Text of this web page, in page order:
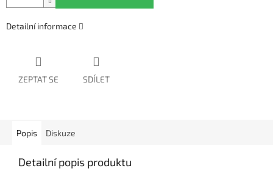
Detailní informace
ZEPTAT SE SDÍLET
Popis Diskuze
Detailní popis produktu